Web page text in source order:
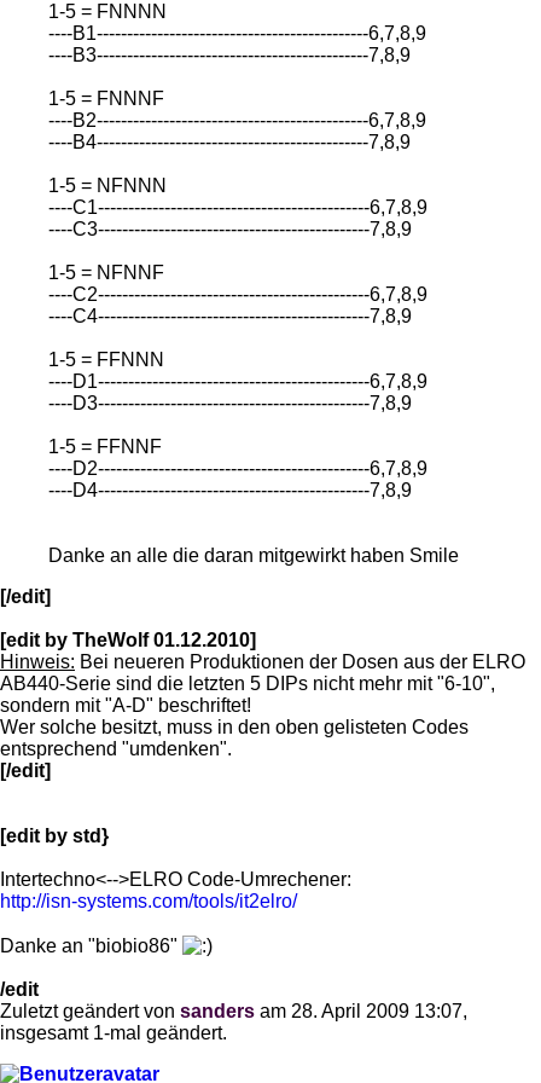
1-5 = FNNNN
----B1---------------------------------------------6,7,8,9
----B3---------------------------------------------7,8,9
1-5 = FNNNF
----B2---------------------------------------------6,7,8,9
----B4---------------------------------------------7,8,9
1-5 = NFNNN
----C1---------------------------------------------6,7,8,9
----C3---------------------------------------------7,8,9
1-5 = NFNNF
----C2---------------------------------------------6,7,8,9
----C4---------------------------------------------7,8,9
1-5 = FFNNN
----D1---------------------------------------------6,7,8,9
----D3---------------------------------------------7,8,9
1-5 = FFNNF
----D2---------------------------------------------6,7,8,9
----D4---------------------------------------------7,8,9
Danke an alle die daran mitgewirkt haben Smile
[/edit]
[edit by TheWolf 01.12.2010]
Hinweis: Bei neueren Produktionen der Dosen aus der ELRO
AB440-Serie sind die letzten 5 DIPs nicht mehr mit "6-10",
sondern mit "A-D" beschriftet!
Wer solche besitzt, muss in den oben gelisteten Codes
entsprechend "umdenken".
[/edit]
[edit by std}
Intertechno<-->ELRO Code-Umrechener:
http://isn-systems.com/tools/it2elro/
Danke an "biobio86"
/edit
Zuletzt geändert von sanders am 28. April 2009 13:07,
insgesamt 1-mal geändert.